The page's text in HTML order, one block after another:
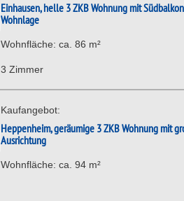
Einhausen, helle 3 ZKB Wohnung mit
Wohnlage
Wohnfläche: ca. 86 m²
3 Zimmer
Kaufangebot:
Heppenheim, geräumige 3 ZKB Wohnung mit
Ausrichtung
Wohnfläche: ca. 94 m²